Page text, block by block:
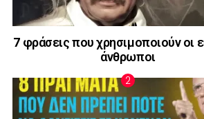
7 φράσεις που χρησιμοποιούν οι
άνθρωποι